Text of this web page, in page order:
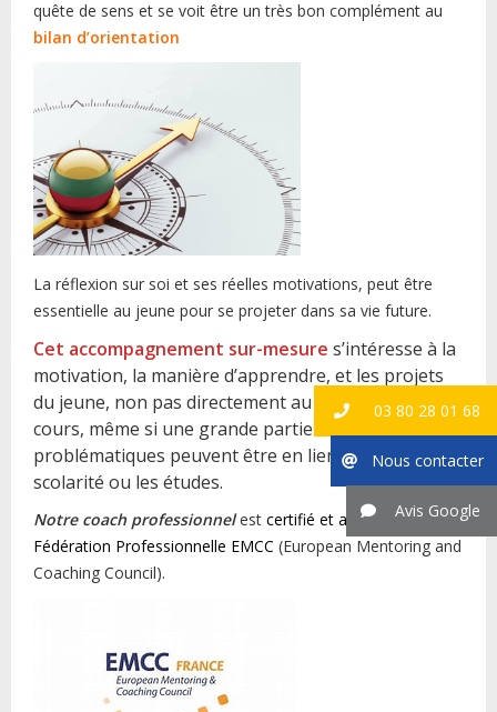
quête de sens et se voit être un très bon complément au
bilan d’orientation
La réflexion sur soi et ses réelles motivations, peut être
essentielle au jeune pour se projeter dans sa vie future.
Cet accompagnement sur-mesure s’intéresse à la
motivation, la manière d’apprendre, et les projets
du jeune, non pas directement au contenu de ses
cours, même si une grande partie des
problématiques peuvent être en lien avec la
scolarité ou les études.
Notre coach professionnelest certifié et adhérent à la
Fédération Professionnelle EMCC (European Mentoring and
Coaching Council).
03 80 28 01 68
Nous contacter
Avis Google